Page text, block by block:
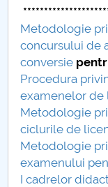
Evenimente CUP
Accesibilitate
Raportul
privind
2024
Parteneri CUP
Metodologie
concursului de
conversie
Procedura
examenelor de
Metodologie
ciclurile de
Metodologie
examenului
I cadrelor